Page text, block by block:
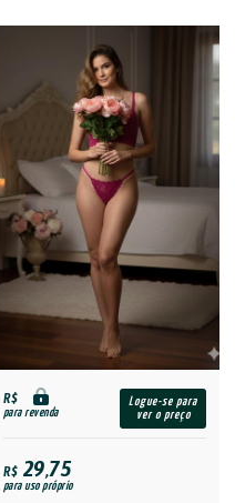
R$
para revenda
Logue-se para
ver o preço
R$29,75
para uso próprio